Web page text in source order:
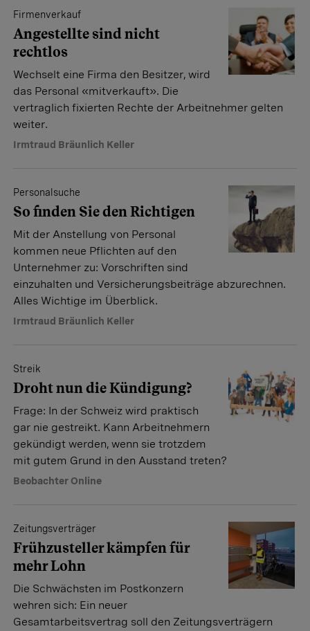
Firmenverkauf
Angestellte sind nicht
rechtlos
Wechselt eine Firma den Besitzer, wird
das Personal «mitverkauft». Die
vertraglich fixierten Rechte der Arbeitnehmer gelten
weiter.
Irmtraud Bräunlich Keller
Personalsuche
So finden Sie den Richtigen
Mit der Anstellung von Personal
kommen neue Pflichten auf den
Unternehmer zu: Vorschriften sind
einzuhalten und Versicherungsbeiträge abzurechnen.
Alles Wichtige im Überblick.
Irmtraud Bräunlich Keller
Streik
Droht nun die Kündigung?
Frage: In der Schweiz wird praktisch
gar nie gestreikt. Kann Arbeitnehmern
gekündigt werden, wenn sie trotzdem
mit gutem Grund in den Ausstand treten?
Beobachter Online
Zeitungsverträger
Frühzusteller kämpfen für
mehr Lohn
Die Schwächsten im Postkonzern
wehren sich: Ein neuer
Gesamtarbeitsvertrag soll den Zeitungsverträgern